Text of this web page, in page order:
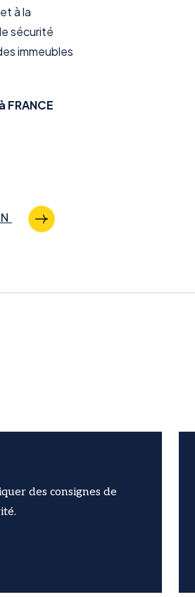
à la
sécurité
immeubles
des consignes de